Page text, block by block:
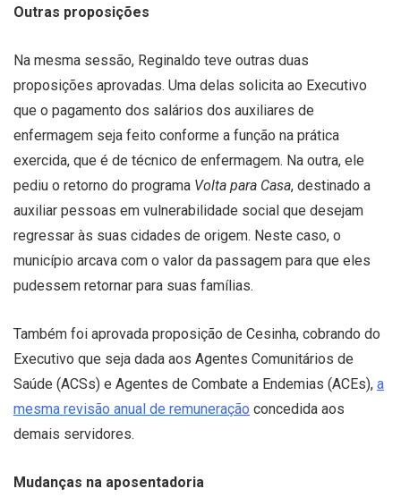
Outras proposições
Na mesma sessão, Reginaldo teve outras duas
proposições aprovadas. Uma delas solicita ao Executivo
que o pagamento dos salários dos auxiliares de
enfermagem seja feito conforme a função na prática
exercida, que é de técnico de enfermagem. Na outra, ele
pediu o retorno do programa Volta para Casa, destinado a
auxiliar pessoas em vulnerabilidade social que desejam
regressar às suas cidades de origem. Neste caso, o
município arcava com o valor da passagem para que eles
pudessem retornar para suas famílias.
Também foi aprovada proposição de Cesinha, cobrando do
Executivo que seja dada aos Agentes Comunitários de
Saúde (ACSs) e Agentes de Combate a Endemias (ACEs), a
mesma revisão anual de remuneração concedida aos
demais servidores.
Mudanças na aposentadoria